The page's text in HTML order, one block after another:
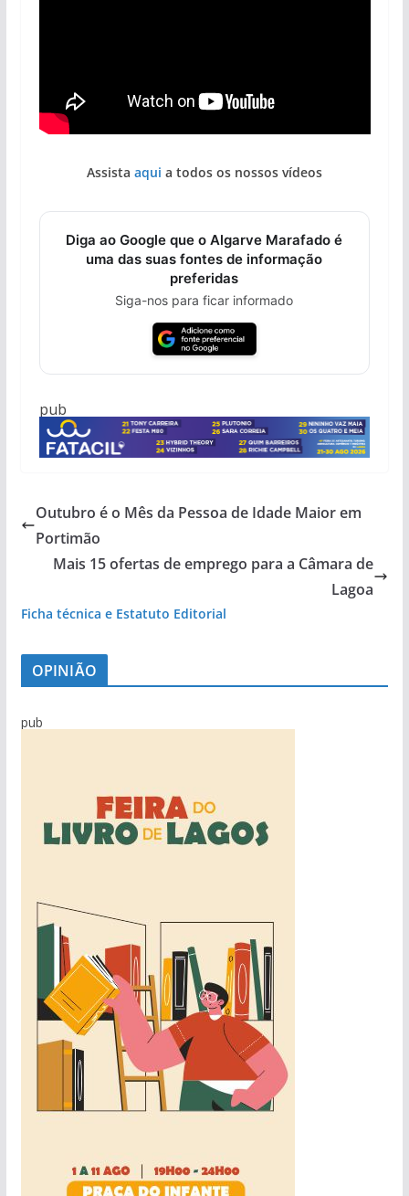
Assista aqui a todos os nossos vídeos
Diga ao Google que o Algarve Marafado é
uma das suas fontes de informação
preferidas
Siga-nos para ficar informado
pub
Outubro é o Mês da Pessoa de Idade Maior em
Portimão
Mais 15 ofertas de emprego para a Câmara de
Lagoa
Ficha técnica e Estatuto Editorial
OPINIÃO
pub